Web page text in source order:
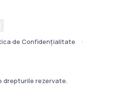
de Confidențialitate
drepturile rezervate.